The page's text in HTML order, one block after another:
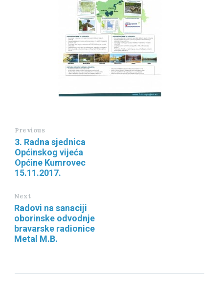
Previous
3. Radna sjednica
Općinskog vijeća
Općine Kumrovec
15.11.2017.
Next
Radovi na sanaciji
oborinske odvodnje
bravarske radionice
Metal M.B.